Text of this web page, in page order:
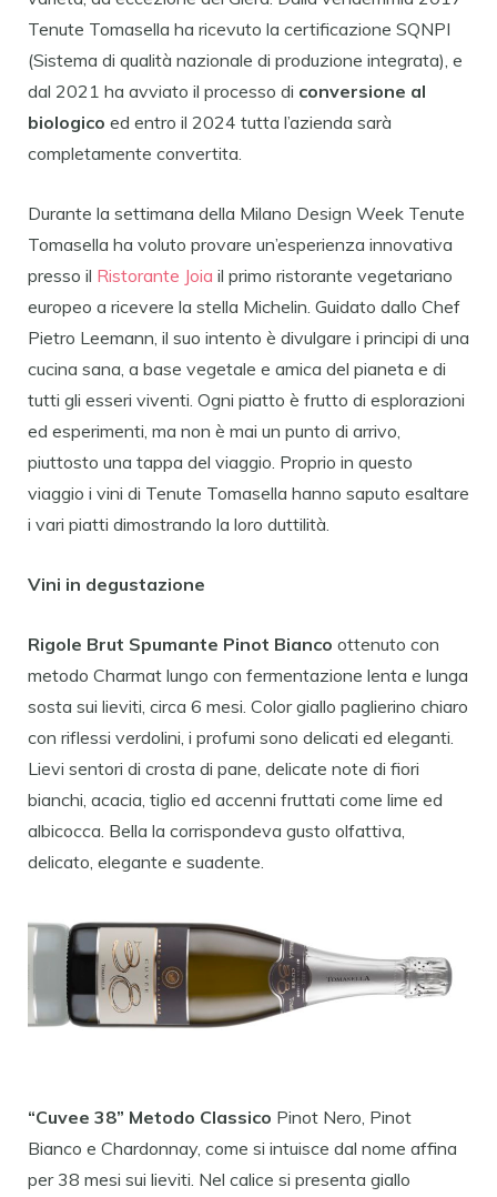
Tenute Tomasella ha ricevuto la certificazione SQNPI
(Sistema di qualità nazionale di produzione integrata), e
dal 2021 ha avviato il processo di conversione al
biologico ed entro il 2024 tutta l’azienda sarà
completamente convertita.
Durante la settimana della Milano Design Week Tenute
Tomasella ha voluto provare un’esperienza innovativa
presso il Ristorante Joia il primo ristorante vegetariano
europeo a ricevere la stella Michelin. Guidato dallo Chef
Pietro Leemann, il suo intento è divulgare i principi di una
cucina sana, a base vegetale e amica del pianeta e di
tutti gli esseri viventi. Ogni piatto è frutto di esplorazioni
ed esperimenti, ma non è mai un punto di arrivo,
piuttosto una tappa del viaggio. Proprio in questo
viaggio i vini di Tenute Tomasella hanno saputo esaltare
i vari piatti dimostrando la loro duttilità.
Vini in degustazione
Rigole Brut Spumante Pinot Bianco ottenuto con
metodo Charmat lungo con fermentazione lenta e lunga
sosta sui lieviti, circa 6 mesi. Color giallo paglierino chiaro
con riflessi verdolini, i profumi sono delicati ed eleganti.
Lievi sentori di crosta di pane, delicate note di fiori
bianchi, acacia, tiglio ed accenni fruttati come lime ed
albicocca. Bella la corrispondeva gusto olfattiva,
delicato, elegante e suadente.
“Cuvee 38” Metodo Classico Pinot Nero, Pinot
Bianco e Chardonnay, come si intuisce dal nome affina
per 38 mesi sui lieviti. Nel calice si presenta giallo